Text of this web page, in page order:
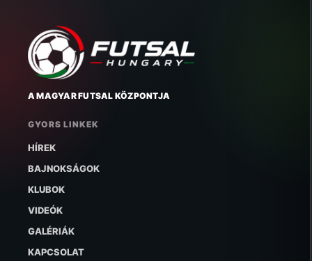
A MAGYAR FUTSAL KÖZPONTJA
GYORS LINKEK
HÍREK
BAJNOKSÁGOK
KLUBOK
VIDEÓK
GALÉRIÁK
KAPCSOLAT